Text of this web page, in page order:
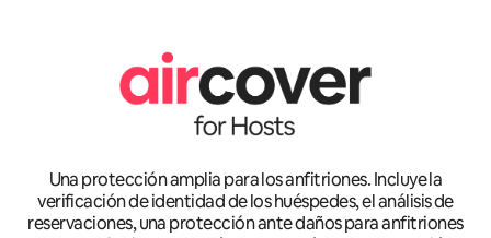
Una protección amplia para los anfitriones. Incluye la
verificación de identidad de los huéspedes, el análisis de
reservaciones, una protección ante daños para anfitriones